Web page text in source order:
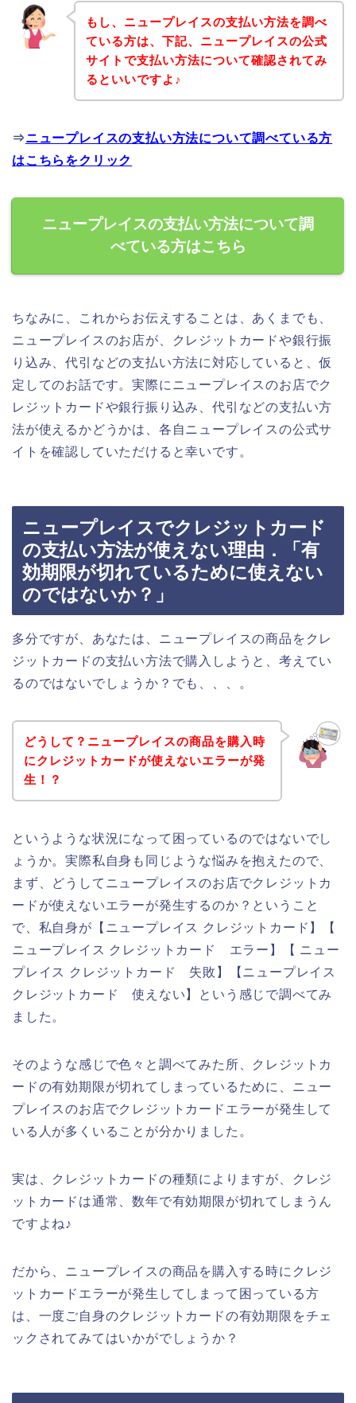
もし、ニュープレイスの支払い方法を調べ
ている方は、下記、ニュープレイスの公式
サイトで支払い方法について確認されてみ
るといいですよ♪
⇒ニュープレイスの支払い方法について調べている方
はこちらをクリック
ニュープレイスの支払い方法について調
べている方はこちら
ちなみに、これからお伝えすることは、あくまでも、
ニュープレイスのお店が、クレジットカードや銀行振
り込み、代引などの支払い方法に対応していると、仮
定してのお話です。実際にニュープレイスのお店でク
レジットカードや銀行振り込み、代引などの支払い方
法が使えるかどうかは、各自ニュープレイスの公式サ
イトを確認していただけると幸いです。
ニュープレイスでクレジットカード
の支払い方法が使えない理由．「有
効期限が切れているために使えない
のではないか？」
多分ですが、あなたは、ニュープレイスの商品をクレ
ジットカードの支払い方法で購入しようと、考えてい
るのではないでしょうか？でも、、、。
どうして？ニュープレイスの商品を購入時
にクレジットカードが使えないエラーが発
生！？
というような状況になって困っているのではないでし
ょうか。実際私自身も同じような悩みを抱えたので、
まず、どうしてニュープレイスのお店でクレジットカ
ードが使えないエラーが発生するのか？ということ
で、私自身が【ニュープレイス クレジットカード】【
ニュープレイス クレジットカード エラー】【 ニュー
プレイス クレジットカード 失敗】【ニュープレイス
クレジットカード 使えない】という感じで調べてみ
ました。
そのような感じで色々と調べてみた所、クレジットカ
ードの有効期限が切れてしまっているために、ニュー
プレイスのお店でクレジットカードエラーが発生して
いる人が多くいることが分かりました。
実は、クレジットカードの種類によりますが、クレジ
ットカードは通常、数年で有効期限が切れてしまうん
ですよね♪
だから、ニュープレイスの商品を購入する時にクレジ
ットカードエラーが発生してしまって困っている方
は、一度ご自身のクレジットカードの有効期限をチェ
ックされてみてはいかがでしょうか？